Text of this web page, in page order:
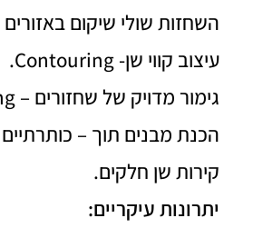
השחזות שולי שיקום
עיצוב קווי שן- Contouring.
גימור מדויק של שחזורים – Finishing.
הכנת מבנים תוך –
קירות שן חלקים.
יתרונות עיקריים: